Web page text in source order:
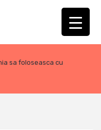
sa foloseasca cu